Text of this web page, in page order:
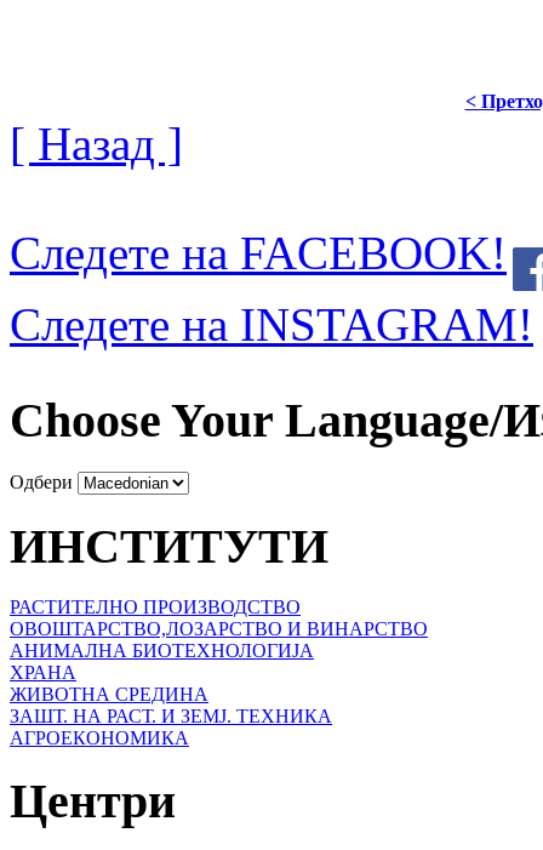
<
[ Назад ]
Следете на FACEBOOK!
Следете на INSTAGRAM!
Choose Your Language/
Одбери
ИНСТИТУТИ
РАСТИТЕЛНО ПРОИЗВОДСТВО
ОВОШТАРСТВО,ЛОЗАРСТВО И ВИНАРСТВО
АНИМАЛНА БИОТЕХНОЛОГИЈА
ХРАНА
ЖИВОТНА СРЕДИНА
ЗАШТ. НА РАСТ. И ЗЕМЈ. ТЕХНИКА
АГРОЕКОНОМИКА
Центри